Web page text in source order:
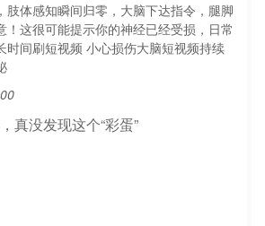
肢体感知瞬间归零，大脑下达指令，腿脚
！这很可能提示你的神经已经受损，日常
间刷短视频 小心损伤大脑短视频持续